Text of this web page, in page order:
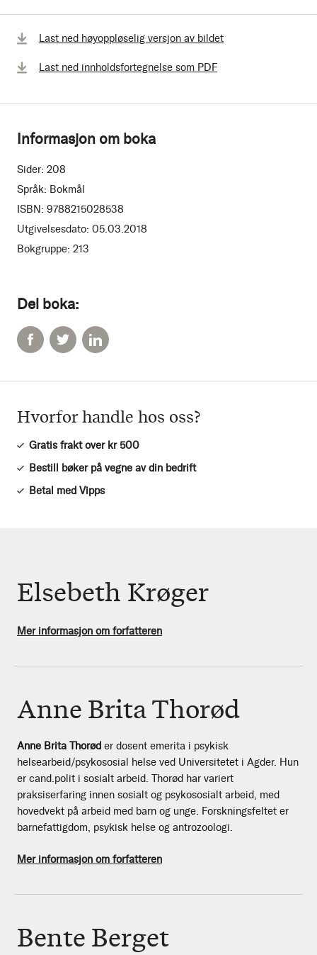
Del boka:
Last ned høyoppløselig versjon av bildet
Last ned innholdsfortegnelse som PDF
Informasjon om boka
Sider: 208
Språk: Bokmål
ISBN: 9788215028538
Utgivelsesdato: 05.03.2018
Bokgruppe: 213
Hvorfor handle hos oss?
Gratis frakt over kr 500
Bestill bøker på vegne av din bedrift
Betal med Vipps
Elsebeth Krøger
Mer informasjon om forfatteren
Anne Brita Thorød
Anne Brita Thorød er dosent emerita i psykisk
helsearbeid/psykososial helse ved Universitetet i Agder. Hun
er cand.polit i sosialt arbeid. Thorød har variert
praksiserfaring innen sosialt og psykososialt arbeid, med
hovedvekt på arbeid med barn og unge. Forskningsfeltet er
barnefattigdom, psykisk helse og antrozoologi.
Mer informasjon om forfatteren
Bente Berget